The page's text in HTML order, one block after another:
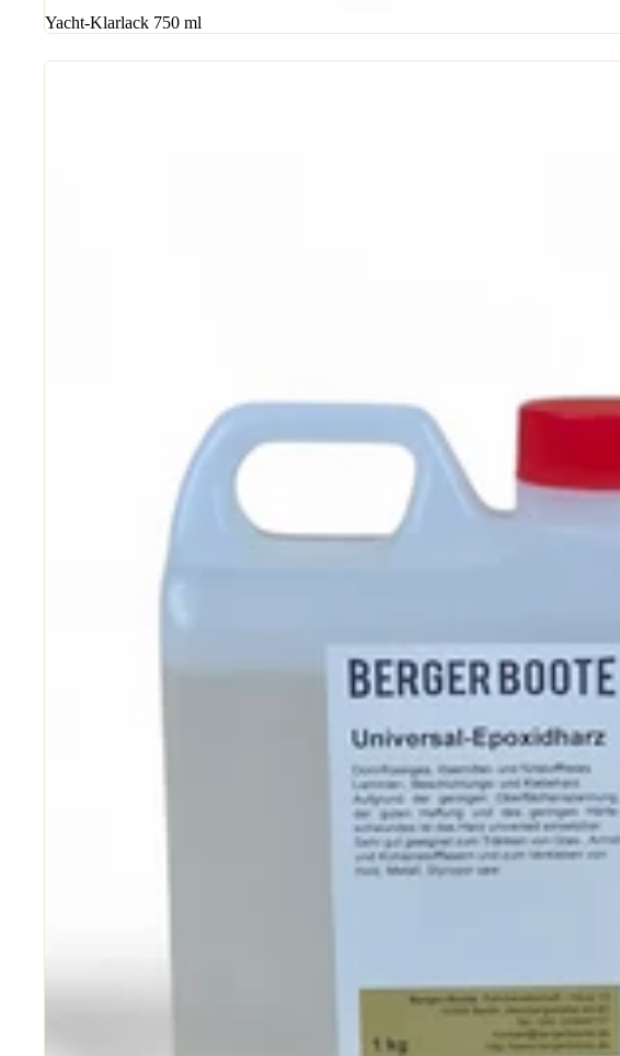
Yacht-Klarlack 750 ml